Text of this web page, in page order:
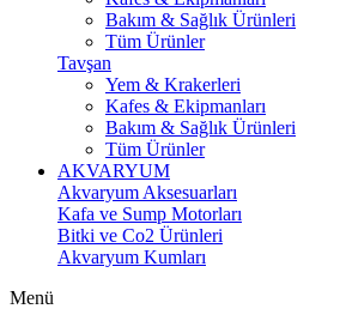
Bakım & Sağlık Ürünleri
Tüm Ürünler
Tavşan
Yem & Krakerleri
Kafes & Ekipmanları
Bakım & Sağlık Ürünleri
Tüm Ürünler
AKVARYUM
Akvaryum Aksesuarları
Kafa ve Sump Motorları
Bitki ve Co2 Ürünleri
Akvaryum Kumları
Menü